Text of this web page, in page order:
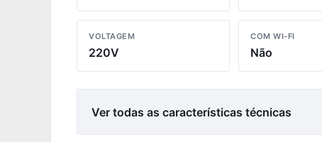
VOLTAGEM
220V
COM WI-FI
Não
Ver todas as características técnicas